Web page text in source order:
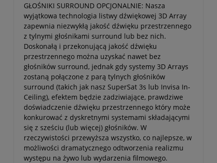
GŁOŚNIKI SURROUND OPCJONALNIE: Nasza
wyjątkowa technologia listwy dźwiękowej 3D Array
zapewnia niezwykłą jakość dźwięku przestrzennego
z tylnymi głośnikami surround lub bez nich.
Doskonałą i przekonującą jakość dźwięku
przestrzennego można uzyskać nawet bez
głośników surround, jednak gdy systemy 3D Arrays
zostaną połączone z parą tylnych głośników
surround (takich jak nasz SuperSat 3s lub Invisa In-
Ceiling), efektem będzie zadziwiające, prawdziwe
doświadczenie dźwięku przestrzennego który może
konkurować z dyskretnymi systemami składającymi
się z sześciu (lub więcej) głośników. W
rzeczywistości przewyższa wszystko, co najlepsze, w
możliwości dramatycznego odtworzenia realizmu
występu na żywo lub wydarzenia filmowego.